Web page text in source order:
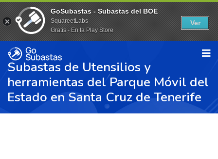
Subastas de Utensilios y
herramientas del Parque Móvil del
Estado en Santa Cruz de Tenerife
GoSubastas - Subastas del BOE
SquareetLabs
Gratis - En la Play Store
Ver